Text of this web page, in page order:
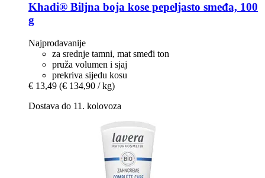
Khadi® Biljna boja kose pepeljasto smeđa, 100
g
Najprodavanije
za srednje tamni, mat smeđi ton
pruža volumen i sjaj
prekriva sijedu kosu
€ 13,49 (€ 134,90 / kg)
Dostava do 11. kolovoza